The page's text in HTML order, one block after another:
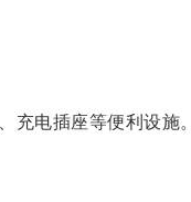
电插座等便利设施。